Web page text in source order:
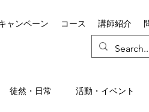
ャンペーン コース 講師紹介
徒然・日常 活動・イベント